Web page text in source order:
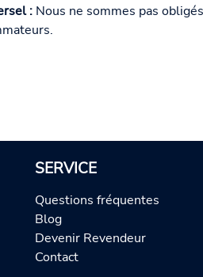
: Nous ne sommes pas
SERVICE
Questions fréquentes
Blog
Devenir Revendeur
Contact